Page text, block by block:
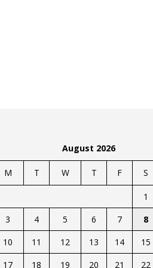
August 2026
M T W T F S
1
3
4 5 6 7 8
10
11 12 13 14 15
17
18 19 20 21 22